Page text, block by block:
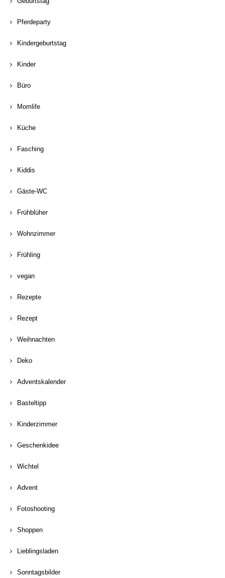
Pferdeparty
Kindergeburtstag
Kinder
Büro
Momlife
Küche
Fasching
Kiddis
Gäste-WC
Frühblüher
Wohnzimmer
Frühling
vegan
Rezepte
Rezept
Weihnachten
Deko
Adventskalender
Basteltipp
Kinderzimmer
Geschenkidee
Wichtel
Advent
Fotoshooting
Shoppen
Lieblingsladen
Sonntagsbilder